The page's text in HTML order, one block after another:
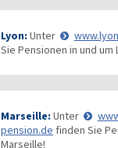
Lyon: Unter
Sie Pensionen in und um
Marseille: Unter
pension.de finden Sie
Marseille!